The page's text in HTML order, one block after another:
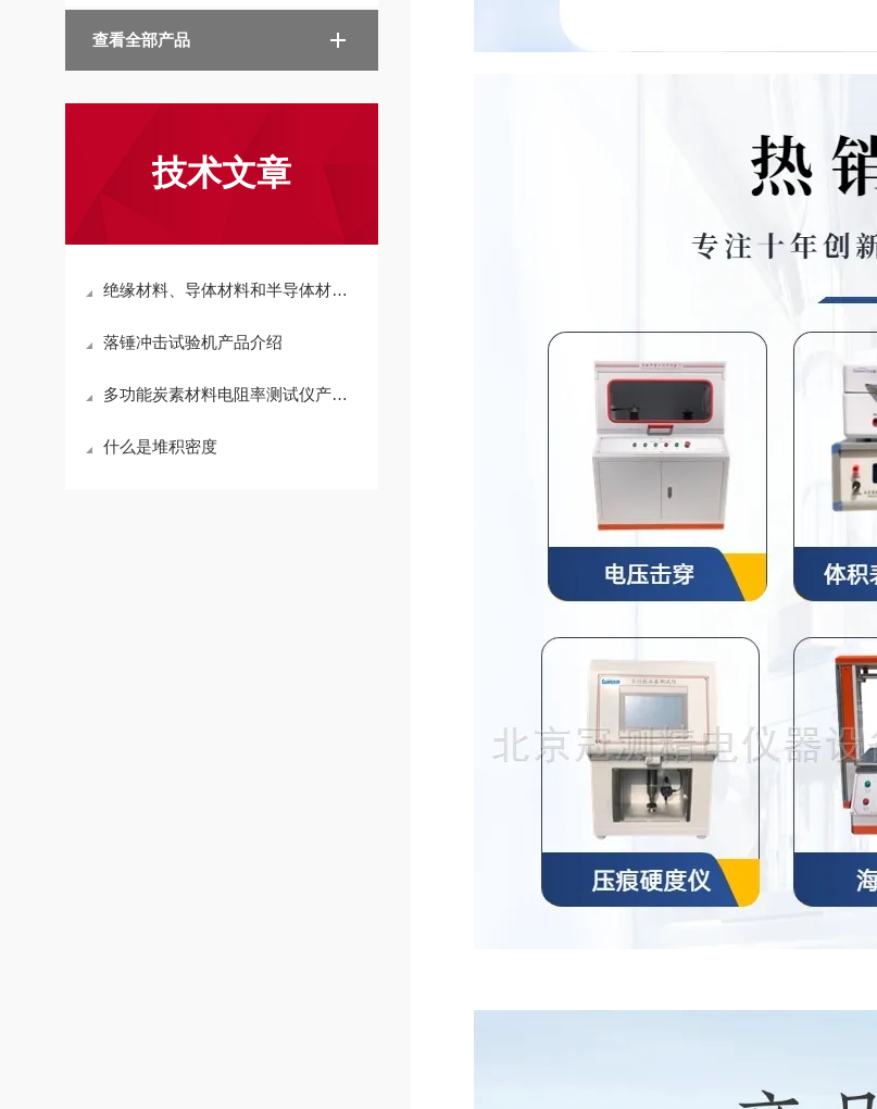
查看全部产品
技术文章
绝缘材料、导体材料和半导体材料的电阻值有什么不同
落锤冲击试验机产品介绍
多功能炭素材料电阻率测试仪产品介绍
什么是堆积密度